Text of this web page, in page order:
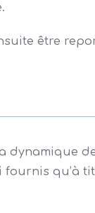
être
dynamique
fournis qu’à